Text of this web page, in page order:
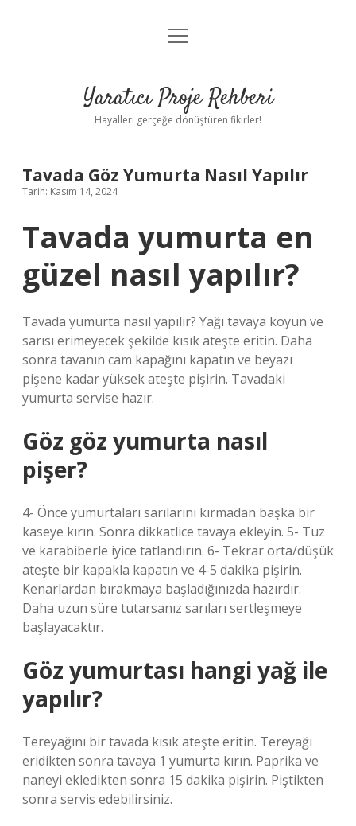
Anasayfa
Yasal Uyarı
menüyü
Yaratıcı Proje Rehberi
Hayalleri gerçeğe dönüştüren fikirler!
Tavada Göz Yumurta Nasıl Yapılır
Tarih: Kasım 14, 2024
Tavada yumurta en
güzel nasıl yapılır?
Tavada yumurta nasıl yapılır? Yağı tavaya koyun ve
sarısı erimeyecek şekilde kısık ateşte eritin. Daha
sonra tavanın cam kapağını kapatın ve beyazı
pişene kadar yüksek ateşte pişirin. Tavadaki
yumurta servise hazır.
Göz göz yumurta nasıl
pişer?
4- Önce yumurtaları sarılarını kırmadan başka bir
kaseye kırın. Sonra dikkatlice tavaya ekleyin. 5- Tuz
ve karabiberle iyice tatlandırın. 6- Tekrar orta/düşük
ateşte bir kapakla kapatın ve 4-5 dakika pişirin.
Kenarlardan bırakmaya başladığınızda hazırdır.
Daha uzun süre tutarsanız sarıları sertleşmeye
başlayacaktır.
Göz yumurtası hangi yağ ile
yapılır?
Tereyağını bir tavada kısık ateşte eritin. Tereyağı
eridikten sonra tavaya 1 yumurta kırın. Paprika ve
naneyi ekledikten sonra 15 dakika pişirin. Piştikten
sonra servis edebilirsiniz.